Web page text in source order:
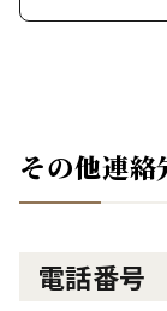
その他連絡
電話番号